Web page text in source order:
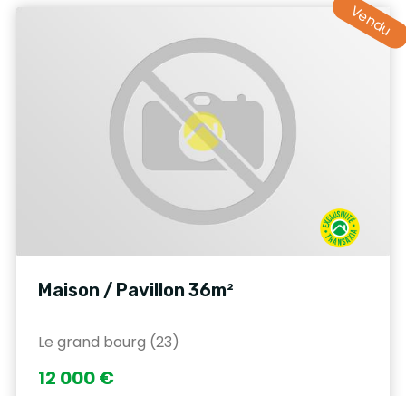
Vendu
Maison / Pavillon 36m²
Le grand bourg (23)
12 000 €